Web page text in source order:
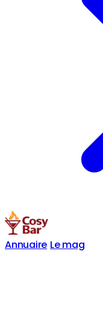
Annuaire Le mag